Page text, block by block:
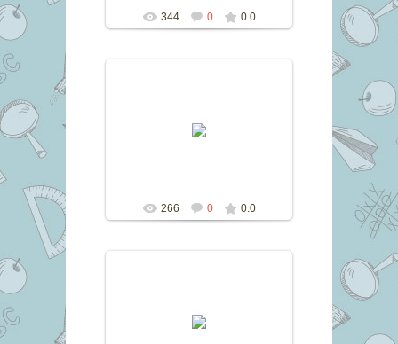
344 0 0.0
266 0 0.0